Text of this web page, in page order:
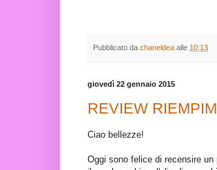
Pubblicato da chaneldea alle 10:13
giovedì 22 gennaio 2015
REVIEW
Ciao bellezze!
Oggi sono felice di recensire